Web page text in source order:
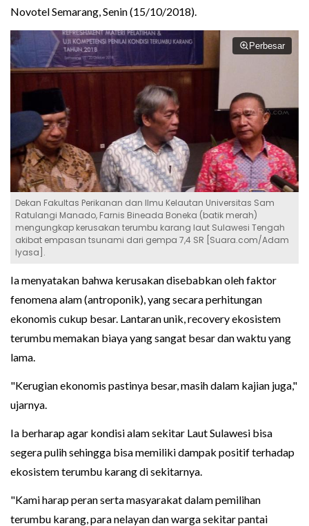
Novotel Semarang, Senin (15/10/2018).
Perbesar
Dekan Fakultas Perikanan dan Ilmu Kelautan Universitas Sam
Ratulangi Manado, Farnis Bineada Boneka (batik merah)
mengungkap kerusakan terumbu karang laut Sulawesi Tengah
akibat empasan tsunami dari gempa 7,4 SR [Suara.com/Adam
Iyasa].
Ia menyatakan bahwa kerusakan disebabkan oleh faktor
fenomena alam (antroponik), yang secara perhitungan
ekonomis cukup besar. Lantaran unik, recovery ekosistem
terumbu memakan biaya yang sangat besar dan waktu yang
lama.
"Kerugian ekonomis pastinya besar, masih dalam kajian juga,"
ujarnya.
Ia berharap agar kondisi alam sekitar Laut Sulawesi bisa
segera pulih sehingga bisa memiliki dampak positif terhadap
ekosistem terumbu karang di sekitarnya.
"Kami harap peran serta masyarakat dalam pemilihan
terumbu karang, para nelayan dan warga sekitar pantai